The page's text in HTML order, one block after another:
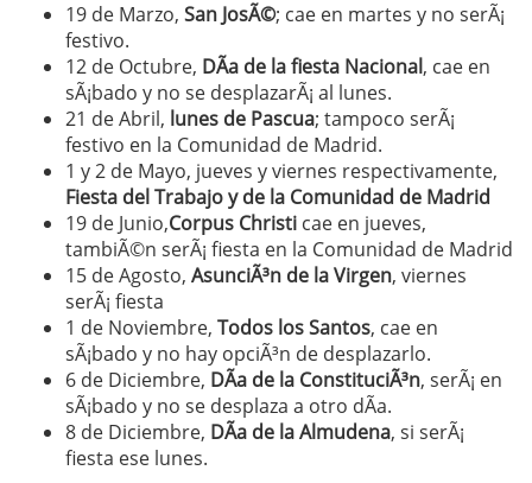
19 de Marzo, San JosÃ©; cae en martes y no serÃ¡
festivo.
12 de Octubre, DÃ­a de la fiesta Nacional, cae en
sÃ¡bado y no se desplazarÃ¡ al lunes.
21 de Abril, lunes de Pascua; tampoco serÃ¡
festivo en la Comunidad de Madrid.
1 y 2 de Mayo, jueves y viernes respectivamente,
Fiesta del Trabajo y de la Comunidad de Madrid
19 de Junio,Corpus Christi cae en jueves,
tambiÃ©n serÃ¡ fiesta en la Comunidad de Madrid
15 de Agosto, AsunciÃ³n de la Virgen, viernes
serÃ¡ fiesta
1 de Noviembre, Todos los Santos, cae en
sÃ¡bado y no hay opciÃ³n de desplazarlo.
6 de Diciembre, DÃ­a de la ConstituciÃ³n, serÃ¡ en
sÃ¡bado y no se desplaza a otro dÃ­a.
8 de Diciembre, DÃ­a de la Almudena, si serÃ¡
fiesta ese lunes.